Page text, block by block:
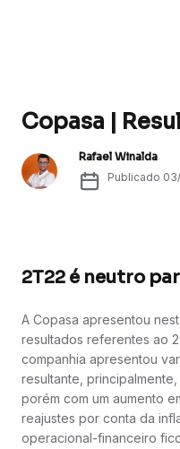
Copasa |
Rafael Winalda
Publicado
2T22 é neutro
A Copasa apresentou
resultados referentes ao
companhia apresentou
resultante,
porém com um aumento
reajustes por conta da
operacional-financeiro